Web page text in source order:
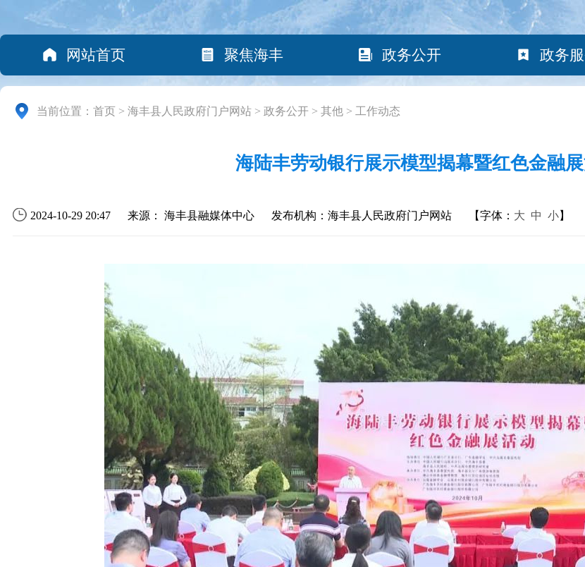
网站首页 聚焦海丰 政务公开 政务
当前位置： 首页 > 海丰县人民政府门户网站 > 政务公开 > 其他 > 工作动态
海陆丰劳动银行展示模型揭幕暨红色金融
2024-10-29 20:47 来源： 海丰县融媒体中心 发布机构：海丰县人民政府门户网站 【字体： 大 中 小】